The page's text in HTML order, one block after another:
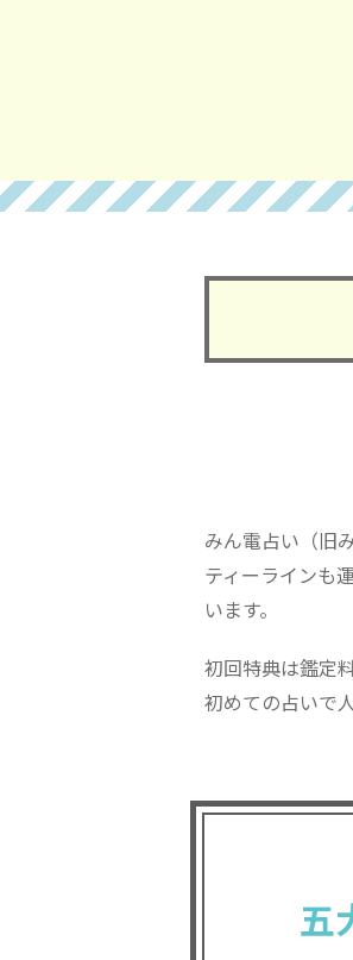
みん電占い（旧
ティーラインも
います。
初回特典は鑑定
初めての占いで
五